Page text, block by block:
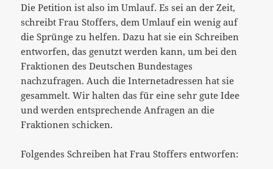
Die Petition ist also im Umlauf. Es sei an der Zeit,
schreibt Frau Stoffers, dem Umlauf ein wenig auf
die Sprünge zu helfen. Dazu hat sie ein Schreiben
entworfen, das genutzt werden kann, um bei den
Fraktionen des Deutschen Bundestages
nachzufragen. Auch die Internetadressen hat sie
gesammelt. Wir halten das für eine sehr gute Idee
und werden entsprechende Anfragen an die
Fraktionen schicken.
Folgendes Schreiben hat Frau Stoffers entworfen: